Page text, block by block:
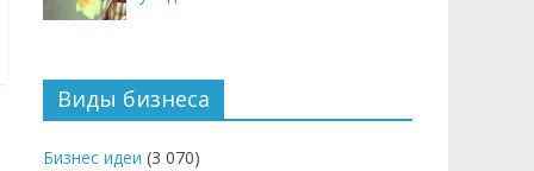
Виды бизнеса
Бизнес идеи (3 070)